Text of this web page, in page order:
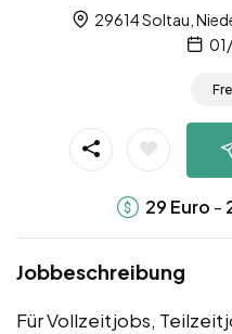
29614 Soltau,
29 Euro -
Jobbeschreibung
Für Vollzeitjobs,